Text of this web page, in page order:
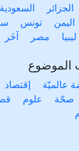
الجزائر السعودية
اليمن تونس
ليبيا مصر آخَر
الموضوع
عالميّة إقتصاد
صحّة علوم